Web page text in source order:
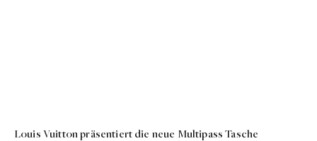
Louis Vuitton präsentiert die neue Multipass Tasche